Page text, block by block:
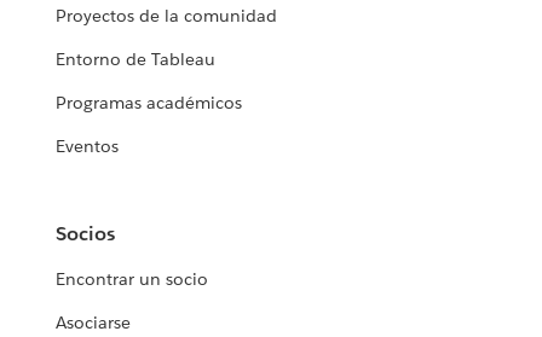
Proyectos de la comunidad
Entorno de Tableau
Programas académicos
Eventos
Socios
Encontrar un socio
Asociarse